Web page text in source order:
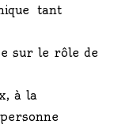
tant
sur le rôle de
à la